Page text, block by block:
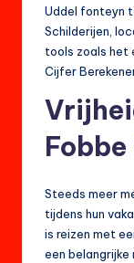
Uddel fonteyn
Schilderijen,
tools zoals het
Cijfer
Steeds meer
tijdens hun
is reizen met
een